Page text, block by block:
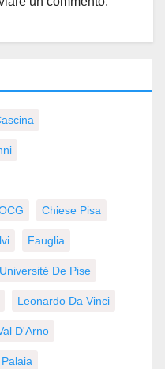
Chiese Pisa
Fauglia
De Pise
Leonardo Da Vinci
D'Arno
Palaia